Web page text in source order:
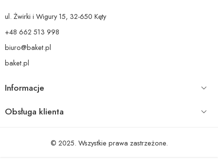
ul. Żwirki i Wigury 15, 32-650 Kęty
+48 662 513 998
biuro@baket.pl
baket.pl
Informacje
Obsługa klienta
© 2025. Wszystkie prawa zastrzeżone.